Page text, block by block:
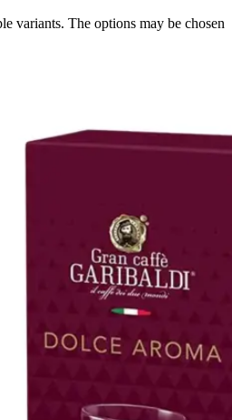
variants. The options may be chosen